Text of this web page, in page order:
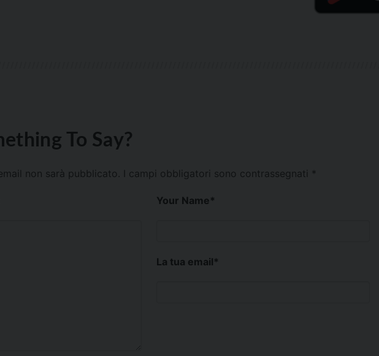
To Say?
non sarà pubblicato. I campi obbligatori sono contrassegnati *
Your Name*
La tua email*